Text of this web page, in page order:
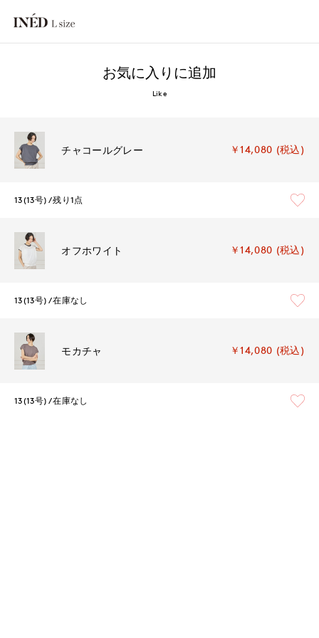
お気に入りに追加
Like
チャコールグレー ￥14,080 (税込)
13(13号) 残り1点
オフホワイト ￥14,080 (税込)
13(13号) 在庫なし
モカチャ ￥14,080 (税込)
13(13号) 在庫なし